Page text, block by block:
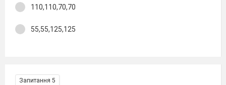
110,110,70,70
55,55,125,125
Запитання 5